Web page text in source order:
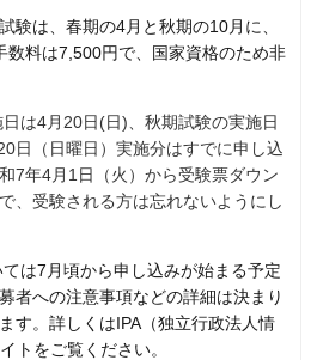
験は、春期の4月と秋期の10月に、
数料は7,500円で、国家資格のため非
は4月20日(日)、秋期試験の実施日
日（日曜日）実施分はすでに申し込
7年4月1日（火）から受験票ダウン
、受験される方は忘れないようにし
は7月頃から申し込みが始まる予定
者への注意事項などの詳細は決まり
す。詳しくはIPA（独立行政法人情
トをご覧ください。